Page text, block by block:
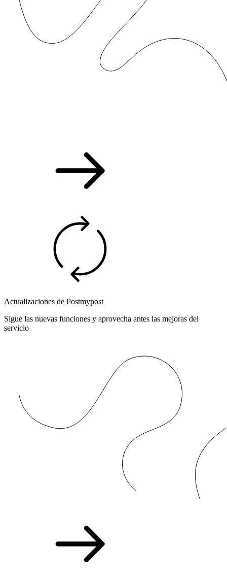
Actualizaciones de Postmypost
Sigue las nuevas funciones y aprovecha antes las mejoras del
servicio